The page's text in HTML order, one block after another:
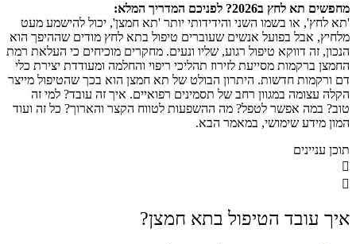
מחפשים תא לחץ ב2026? לפניכם המדריך המלא:
'תא לחץ', או בשמו השני והידידותי יותר 'תא חמצן', יכול להישמע מעט
מלחיץ, אבל בפועל אנשים שעוברים טיפול בתא לחץ מודים שההיפך הוא
הנכון, זה דווקא טיפול רגוע, שליו ונעים. מחקרים מוכיחים כי העלאת רמת
החמצן ברקמות מסייעת לזירוז תהליכי ריפוי והחלמה ומעודדת יצירת כלי
דם ורקמות חדשות. היתרון הבולט של תא חמצן הוא בכך שהטיפול מייצר
הקלה עצומה במגוון רחב של תסמינים רפואיים. איך זה עובד? למי זה
טוב? במה אפשר לטפל? מה ההשפעות לטווח הקצר והארוך? כל זה ועוד
המון מידע שימושי, במאמר הבא.
תוכן עניינים
איך עובד הטיפול בתא חמצן?